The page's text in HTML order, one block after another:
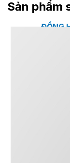
ĐỒNG
CẢM
LƯU
ỐNG
SƠN
Sản phẩm